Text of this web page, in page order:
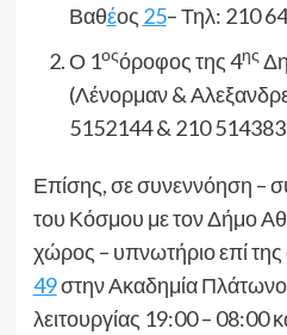
Βαθέος 25– Τηλ: 210
Ο 1οςόροφος της 4ης
(Λένορμαν &
5152144 & 210
Επίσης, σε συνεννόηση –
του Κόσμου με τον Δήμο
χώρος – υπνωτήριο επί
49στην Ακαδημία
λειτουργίας 19:00 – 08:00